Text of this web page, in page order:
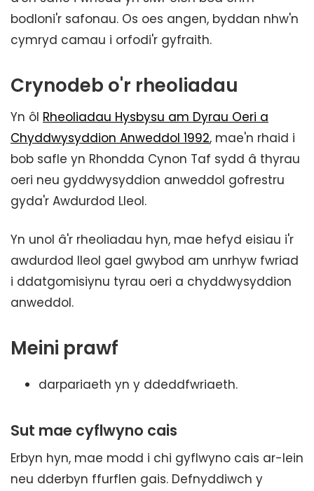
bodloni'r safonau. Os oes angen, byddan nhw'n
cymryd camau i orfodi'r gyfraith.
Crynodeb o'r rheoliadau
Yn ôl Rheoliadau Hysbysu am Dyrau Oeri a
Chyddwysyddion Anweddol 1992, mae'n rhaid i
bob safle yn Rhondda Cynon Taf sydd â thyrau
oeri neu gyddwysyddion anweddol gofrestru
gyda'r Awdurdod Lleol.
Yn unol â'r rheoliadau hyn, mae hefyd eisiau i'r
awdurdod lleol gael gwybod am unrhyw fwriad
i ddatgomisiynu tyrau oeri a chyddwysyddion
anweddol.
Meini prawf
darpariaeth yn y ddeddfwriaeth.
Sut mae cyflwyno cais
Erbyn hyn, mae modd i chi gyflwyno cais ar-lein
neu dderbyn ffurflen gais. Defnyddiwch y